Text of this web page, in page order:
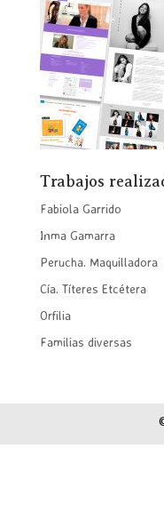
Trabajos
Fabiola Garrido
Inma Gamarra
Perucha. Maquilladora
Cía. Títeres Etcétera
Orfilia
Familias diversas